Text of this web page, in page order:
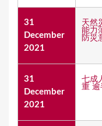
31
December
2021
天然
能力
防災
31
December
2021
七成
重 逾